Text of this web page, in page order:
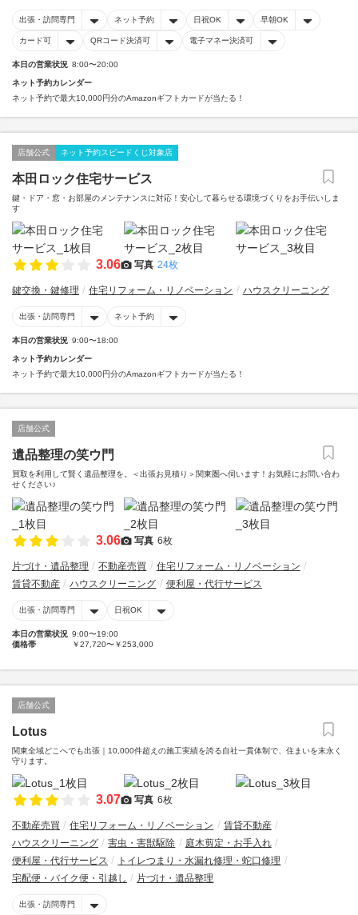
出張・訪問専門 ネット予約 日祝OK 早朝OK
カード可 QRコード決済可 電子マネー決済可
本日の営業状況 8:00〜20:00
ネット予約カレンダー
ネット予約で最大10,000円分のAmazonギフトカードが当たる！
店舗公式 ネット予約スピードくじ対象店
本田ロック住宅サービス
鍵・ドア・窓・お部屋のメンテナンスに対応！安心して暮らせる環境づくりをお手伝いしま
す
3.06 写真 24枚
鍵交換・鍵修理 住宅リフォーム・リノベーション ハウスクリーニング
出張・訪問専門 ネット予約
本日の営業状況 9:00〜18:00
ネット予約カレンダー
ネット予約で最大10,000円分のAmazonギフトカードが当たる！
店舗公式
遺品整理の笑ウ門
買取を利用して賢く遺品整理を。＜出張お見積り＞関東圏へ伺います！お気軽にお問い合わ
せください♪
3.06 写真 6枚
片づけ・遺品整理 不動産売買
住宅リフォーム・リノベーション
賃貸不動産
ハウスクリーニング 便利屋・代行サービス
出張・訪問専門 日祝OK
本日の営業状況 9:00〜19:00
価格帯
￥27,720〜￥253,000
店舗公式
Lotus
関東全域どこへでも出張｜10,000件超えの施工実績を誇る自社一貫体制で、住まいを末永く
守ります。
3.07 写真 6枚
不動産売買 住宅リフォーム・リノベーション
賃貸不動産
ハウスクリーニング
害虫・害獣駆除
庭木剪定・お手入れ
便利屋・代行サービス
トイレつまり・水漏れ修理・蛇口修理
宅配便・バイク便・引越し
片づけ・遺品整理
出張・訪問専門